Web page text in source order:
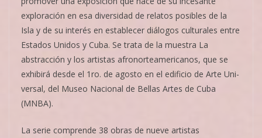
exploración en esa diversidad de relatos posibles de la
Isla y de su interés en establecer diálogos culturales entre
Estados Uni­dos y Cuba. Se trata de la muestra La
abstracción y los artistas afronorteamericanos, que se
exhibirá desde el 1ro. de agosto en el edificio de Arte Uni­
versal, del Museo Na­cio­nal de Bellas Artes de Cuba
(MNBA).
La serie comprende 38 obras de nueve artistas